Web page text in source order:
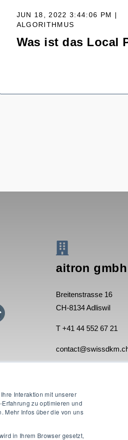
Interaktion mit unserer
zu optimieren und
Mehr Infos über die von uns
in Ihrem Browser gesetzt,
JUN 18, 2022 3:44:06 PM |
ALGORITHMUS
Was ist das Local
aitron gmbh
Breitenstrasse 16
CH-8134 Adliswil
T +41 44 552 67 21